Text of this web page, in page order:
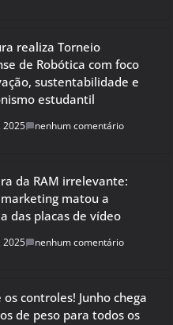
realiza Torneio
de Robótica com foco
sustentabilidade e
estudantil
2025 nenhum comentário
da RAM irrelevante:
matou a
das placas de vídeo
2025 nenhum comentário
os controles! Junho chega
de peso para todos os